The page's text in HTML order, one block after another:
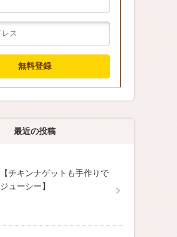
最近の投稿
【チキンナゲットも手作りで
ジューシー】